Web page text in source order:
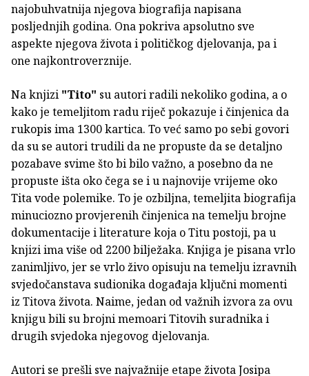
najobuhvatnija njegova biografija napisana
posljednjih godina. Ona pokriva apsolutno sve
aspekte njegova života i političkog djelovanja, pa i
one najkontroverznije.
Na knjizi "Tito" su autori radili nekoliko godina, a o
kako je temeljitom radu riječ pokazuje i činjenica da
rukopis ima 1300 kartica. To već samo po sebi govori
da su se autori trudili da ne propuste da se detaljno
pozabave svime što bi bilo važno, a posebno da ne
propuste išta oko čega se i u najnovije vrijeme oko
Tita vode polemike. To je ozbiljna, temeljita biografija
minuciozno provjerenih činjenica na temelju brojne
dokumentacije i literature koja o Titu postoji, pa u
knjizi ima više od 2200 bilježaka. Knjiga je pisana vrlo
zanimljivo, jer se vrlo živo opisuju na temelju izravnih
svjedočanstava sudionika događaja ključni momenti
iz Titova života. Naime, jedan od važnih izvora za ovu
knjigu bili su brojni memoari Titovih suradnika i
drugih svjedoka njegovog djelovanja.
Autori se prešli sve najvažnije etape života Josipa